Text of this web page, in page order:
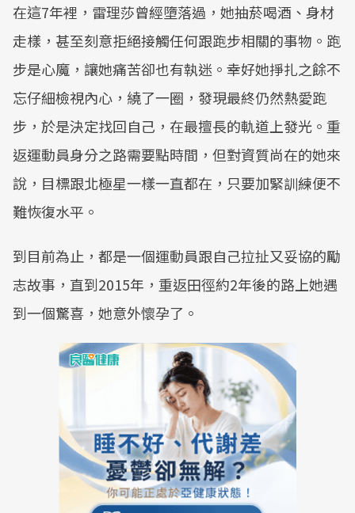
在這7年裡，雷理莎曾經墮落過，她抽菸喝酒、身材
走樣，甚至刻意拒絕接觸任何跟跑步相關的事物。跑
步是心魔，讓她痛苦卻也有執迷。幸好她掙扎之餘不
忘仔細檢視內心，繞了一圈，發現最終仍然熱愛跑
步，於是決定找回自己，在最擅長的軌道上發光。重
返運動員身分之路需要點時間，但對資質尚在的她來
說，目標跟北極星一樣一直都在，只要加緊訓練便不
難恢復水平。
到目前為止，都是一個運動員跟自己拉扯又妥協的勵
志故事，直到2015年，重返田徑約2年後的路上她遇
到一個驚喜，她意外懷孕了。